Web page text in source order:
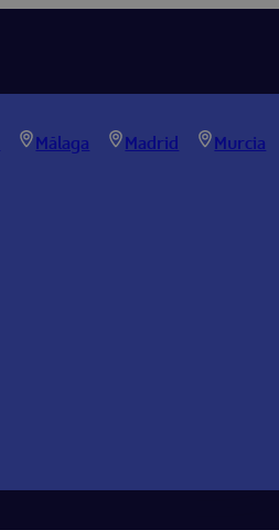
Málaga Madrid Murcia